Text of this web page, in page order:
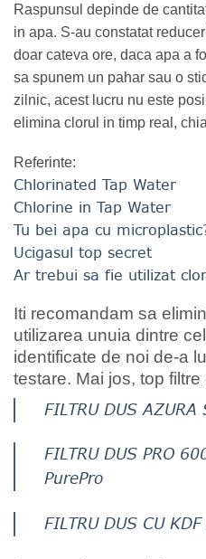
Raspunsul depinde de
in apa. S-au constatat
doar cateva ore, daca apa a
sa spunem un pahar sau o
zilnic, acest lucru nu este
elimina clorul in timp real,
Referinte:
Chlorinated Tap Water
Chlorine in Tap Water
Tu bei apa cu
Ucigasul top secret
Ar trebui sa fie utilizat
Iti recomandam sa
utilizarea unuia dintre
identificate de noi de-a
testare. Mai jos, top
FILTRU DUS AZURA
FILTRU DUS PRO
PurePro
FILTRU DUS CU